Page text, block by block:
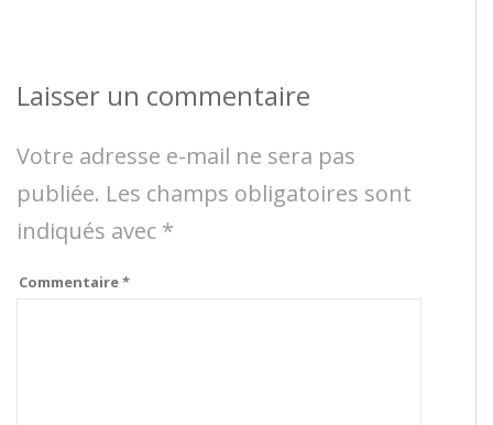
Laisser un commentaire
Votre adresse e-mail ne sera pas
publiée. Les champs obligatoires sont
indiqués avec *
Commentaire*